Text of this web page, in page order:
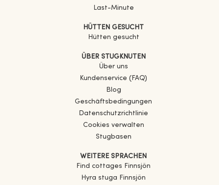
Last-Minute
HÜTTEN GESUCHT
Hütten gesucht
ÜBER STUGKNUTEN
Über uns
Kundenservice (FAQ)
Blog
Geschäftsbedingungen
Datenschutzrichtlinie
Cookies verwalten
Stugbasen
WEITERE SPRACHEN
Find cottages
Finnsjön
Hyra stuga
Finnsjön